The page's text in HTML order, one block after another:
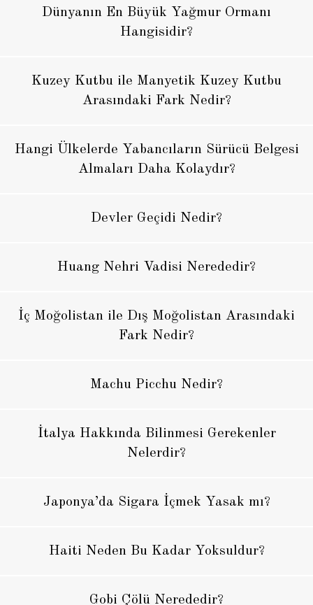
Dünyanın En Büyük Yağmur Ormanı
Hangisidir?
Kuzey Kutbu ile Manyetik Kuzey Kutbu
Arasındaki Fark Nedir?
Hangi Ülkelerde Yabancıların Sürücü Belgesi
Almaları Daha Kolaydır?
Devler Geçidi Nedir?
Huang Nehri Vadisi Nerededir?
İç Moğolistan ile Dış Moğolistan Arasındaki
Fark Nedir?
Machu Picchu Nedir?
İtalya Hakkında Bilinmesi Gerekenler
Nelerdir?
Japonya’da Sigara İçmek Yasak mı?
Haiti Neden Bu Kadar Yoksuldur?
Gobi Çölü Nerededir?